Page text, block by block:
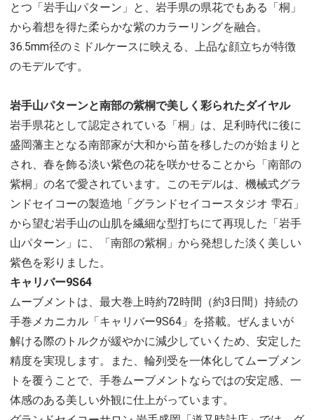
とつ「岩手山パターン」と、岩手県の県花でもある「桐」
から着想を得た柔らかな紫のカラーリングを融合。
36.5mm径のミドルケースに映える、上品な顔立ちが特徴
のモデルです。
岩手山パターンと南部の紫桐で美しく彩られたダイヤル
岩手県花として認定されている「桐」は、足利時代に後に
盛岡藩主となる南部家が大和から苗を移したのが始まりと
され、春を飾る淡い紫色の花を咲かせることから「南部の
紫桐」の名で愛されています。このモデルは、機械式グラ
ンドセイコーの製造地「グランドセイコースタジオ 雫石」
から望む岩手山の山肌を繊細な型打ちにて再現した「岩手
山パターン」に、「南部の紫桐」から発想した淡く美しい
紫色を彩りました。
キャリバー9S64
ムーブメントは、最大巻上時約72時間（約3日間）持続の
手巻メカニカル「キャリバー9S64」を搭載。ぜんまいが
解ける際のトルクが緩やかに減少していくため、安定した
精度を実現します。また、輪列受を一体化してムーブメン
トを覆うことで、手巻ムーブメントならではの安定感、一
体感のある美しい外観に仕上がっています。